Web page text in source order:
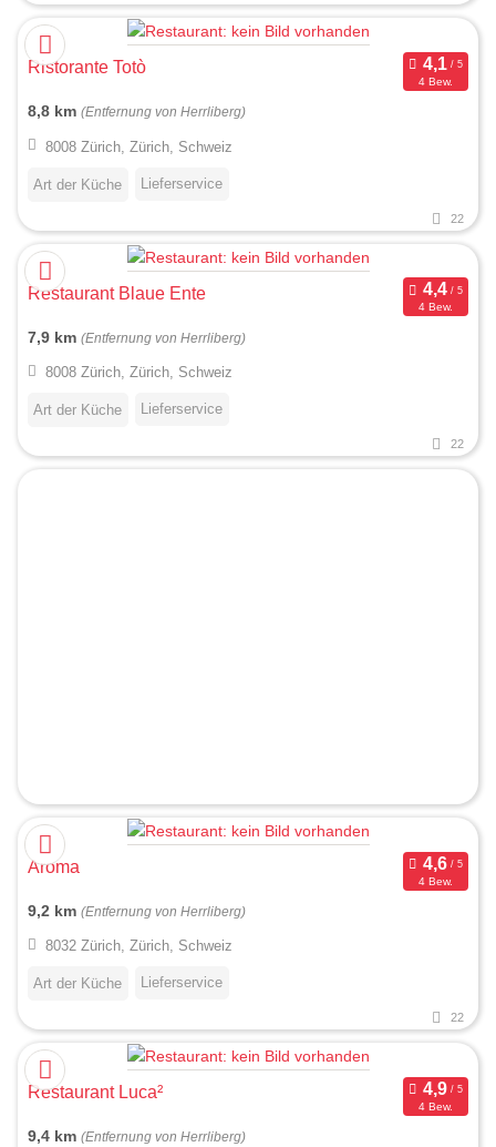
Ristorante Totò
4 Bew.
8,8 km (Entfernung von Herrliberg)
8008 Zürich, Zürich, Schweiz
Art der Küche Lieferservice
22
Restaurant Blaue Ente
4 Bew.
7,9 km (Entfernung von Herrliberg)
8008 Zürich, Zürich, Schweiz
Art der Küche Lieferservice
22
Aroma
4 Bew.
9,2 km (Entfernung von Herrliberg)
8032 Zürich, Zürich, Schweiz
Art der Küche Lieferservice
22
Restaurant Luca²
4 Bew.
9,4 km (Entfernung von Herrliberg)